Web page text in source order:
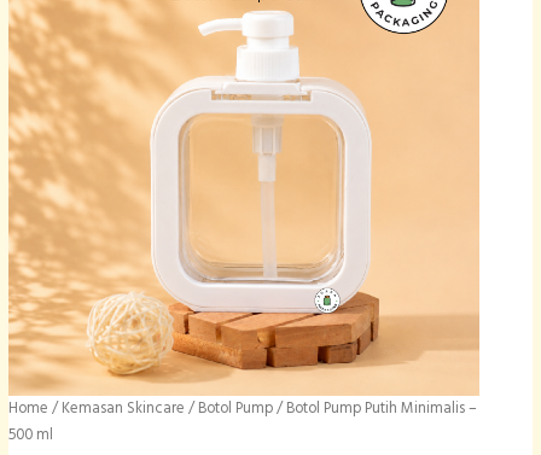
Home /Kemasan Skincare /Botol Pump/ Botol Pump Putih Minimalis –
500 ml